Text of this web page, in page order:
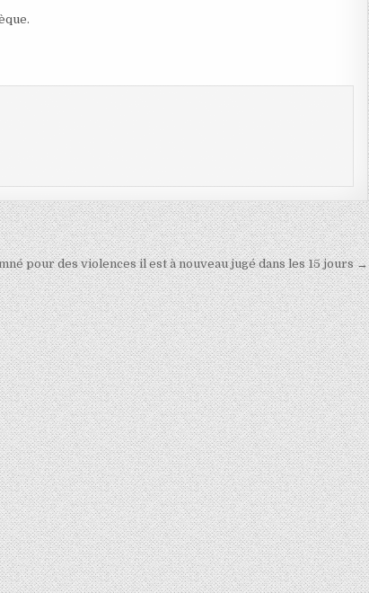
pour des violences il est à nouveau jugé dans les 15 jours →